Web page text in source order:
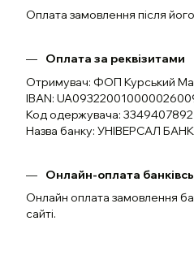
Оплата замовлення після
Оплата за реквізитами
Отримувач: ФОП Курський
IBAN:
Код одержувача: 3349407892
Назва банку: УНІВЕРСАЛ БАНК
Онлайн-оплата
Онлайн оплата замовлення
сайті.